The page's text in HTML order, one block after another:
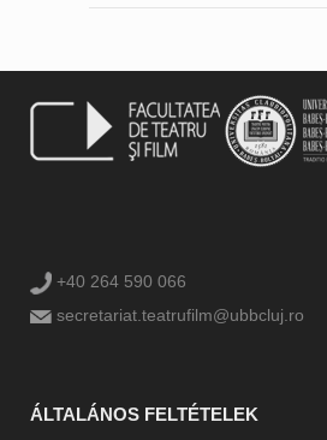
+40 264 590 066
secretariat.teatrufilm@ubbcluj.ro
ÁLTALÁNOS FELTÉTELEK